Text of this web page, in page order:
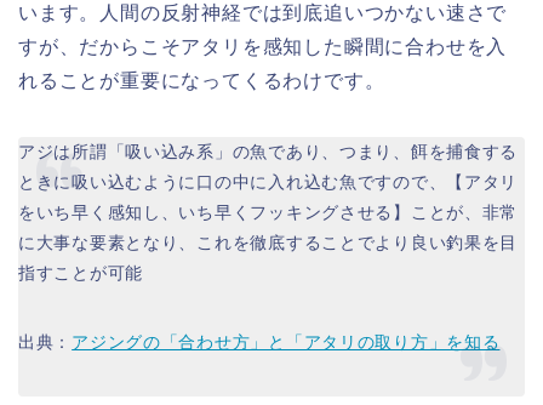
います。人間の反射神経では到底追いつかない速さで
すが、だからこそアタリを感知した瞬間に合わせを入
れることが重要になってくるわけです。
アジは所謂「吸い込み系」の魚であり、つまり、餌を捕食する
ときに吸い込むように口の中に入れ込む魚ですので、【アタリ
をいち早く感知し、いち早くフッキングさせる】ことが、非常
に大事な要素となり、これを徹底することでより良い釣果を目
指すことが可能
出典： アジングの「合わせ方」と「アタリの取り方」を知る